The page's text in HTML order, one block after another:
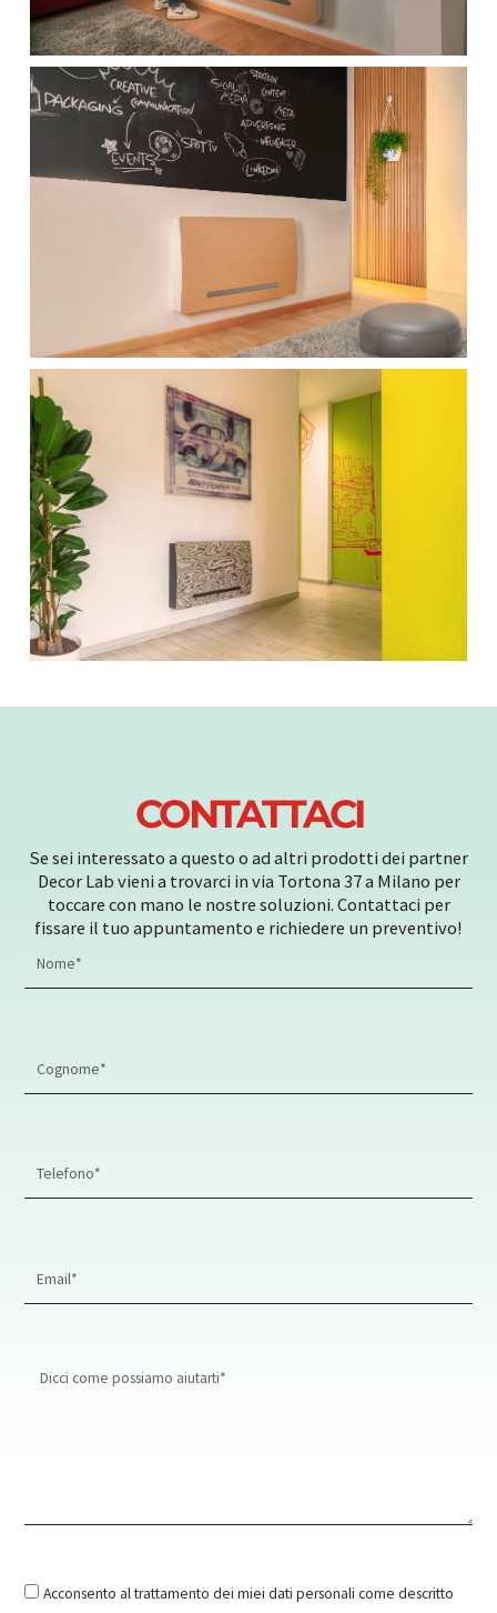
CONTATTACI
Se sei interessato a questo o ad altri prodotti dei partner
Decor Lab vieni a trovarci in via Tortona 37 a Milano per
toccare con mano le nostre soluzioni. Contattaci per
fissare il tuo appuntamento e richiedere un preventivo!
Name
Name
Number
Address*
Message
Acconsento al trattamento dei miei dati personali come descritto